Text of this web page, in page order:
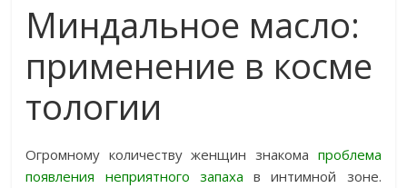
Миндальное масло:
применение в косме
тологии
Огромному количеству женщин знакома проблема
появления неприятного запаха в интимной зоне.